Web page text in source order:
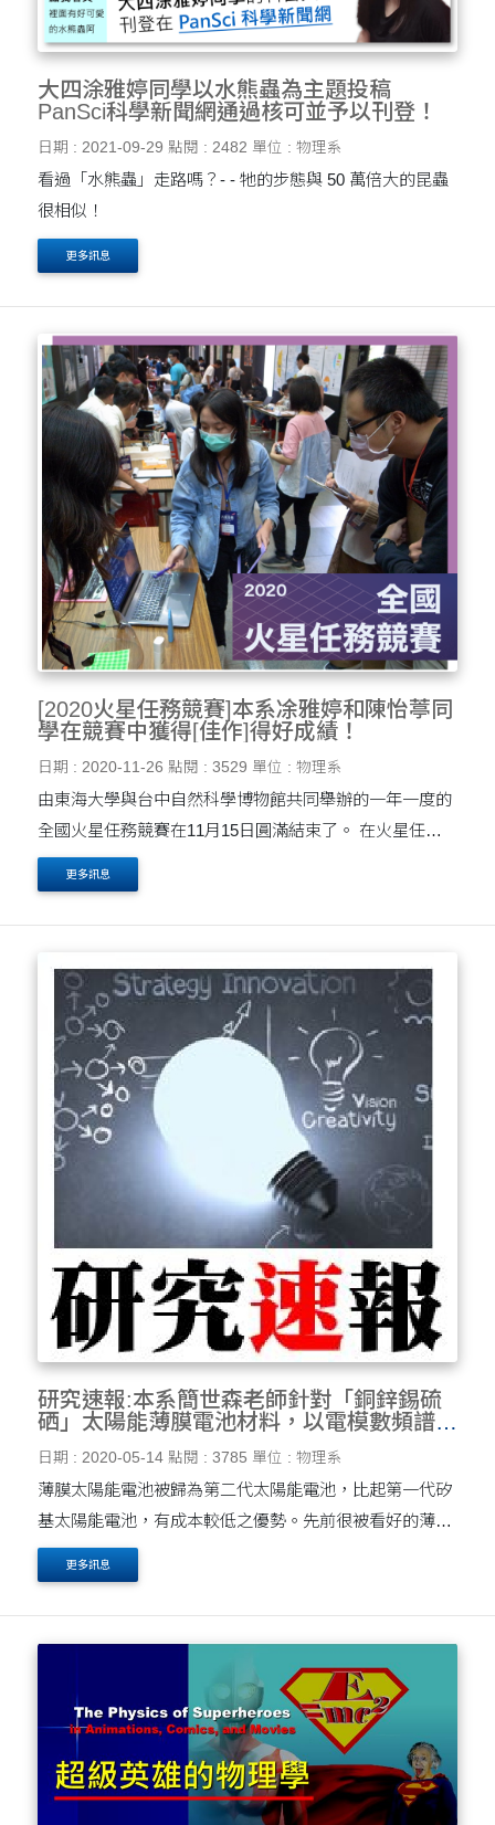
大四涂雅婷同學以水熊蟲為主題投稿
PanSci科學新聞網通過核可並予以刊登！
日期 : 2021-09-29 點閱 : 2482 單位 : 物理系
看過「水熊蟲」走路嗎？- - 牠的步態與 50 萬倍大的昆蟲
很相似！
更多訊息
[2020火星任務競賽]本系凃雅婷和陳怡葶同
學在競賽中獲得[佳作]得好成績！
日期 : 2020-11-26 點閱 : 3529 單位 : 物理系
由東海大學與台中自然科學博物館共同舉辦的一年一度的
全國火星任務競賽在11月15日圓滿結束了。 在火星任務
競賽項目中除了吸睛度十足的火星車降落大賽以及火星車
避障大賽以外每年固定會有的全國火星科學展覽競賽也是
創....
更多訊息
研究速報:本系簡世森老師針對「銅鋅錫硫
硒」太陽能薄膜電池材料，以電模數頻譜技
術探討其介面特性，將有助於改善薄膜太陽
能電池之設計。
日期 : 2020-05-14 點閱 : 3785 單位 : 物理系
薄膜太陽能電池被歸為第二代太陽能電池，比起第一代矽
基太陽能電池，有成本較低之優勢。先前很被看好的薄膜
太陽能電池是使用銅銦鎵硒（CuInGaSe, CIGS），它有
不錯的效率（10-19%），已經有廠商進行量產。然而
C⋯⋯IGS電池....
更多訊息